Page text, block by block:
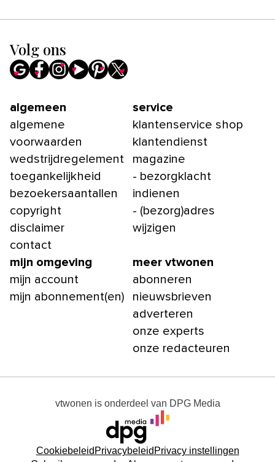
Volg ons
algemeen
algemene
voorwaarden
wedstrijdregelement
toegankelijkheid
bezoekersaantallen
copyright
disclaimer
contact
service
klantenservice shop
klantendienst
magazine
- bezorgklacht
indienen
- (bezorg)adres
wijzigen
mijn omgeving
mijn account
mijn abonnement(en)
meer vtwonen
abonneren
nieuwsbrieven
adverteren
onze experts
onze redacteuren
vtwonen is onderdeel van DPG Media
Cookiebeleid Privacybeleid Privacy instellingen